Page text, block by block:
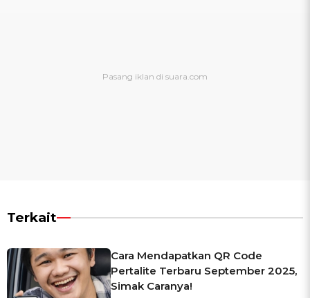
Terkait
Cara Mendapatkan QR Code
Pertalite Terbaru September 2025,
Simak Caranya!